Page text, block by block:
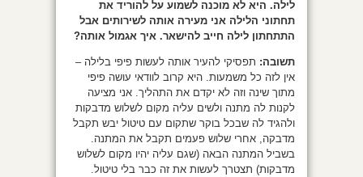
לילה. היא לא מוכנה לשמוע על להוריד את
תחתוני הלילה אני מעירה אותה לשירותים אבל
התתחתון לילה חייב להישאר. איך אגמול אותה?
תשובה: תפסיקי להעיר אותה לעשות פיפי בלילה –
אין לזה כל משמעות. היא קרוב לוודאי עושה פיפי
מתוך שינה וזה לא יקדם את התהליך. אני מציעה
לקנות לה מתנה ולשים עליה מקום לשלוש מדבקות
ולהגיד לה שבכל בוקר שתקום עם טיטול יבש תקבל
מדבקה, אחרי שלוש פעמים תקבל את המתנה.
בשביל המתנה הבאה (שגם עליה יהיו מקום לשלוש
מדבקות) תצטרך לעשות את זה כבר בלי טיטול.